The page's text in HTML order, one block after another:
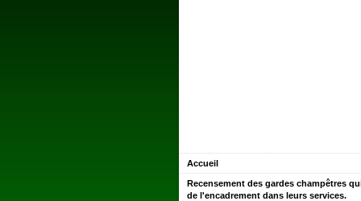
Accueil
Recensement des gardes champêtres
de l'encadrement dans leurs services.